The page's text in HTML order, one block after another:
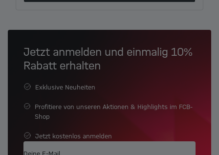
Jetzt anmelden und einmalig 10%
Rabatt erhalten
Exklusive Neuheiten
Profitiere von unseren Aktionen & Highlights im FCB-
Shop
Jetzt kostenlos anmelden